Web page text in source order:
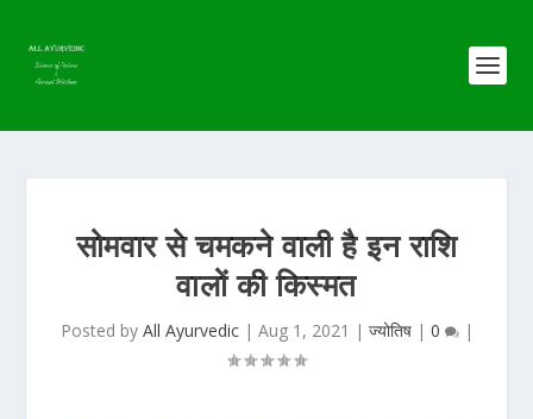
सोमवार से चमकने वाली है इन राशि
वालों की किस्मत
Posted by All Ayurvedic| Aug 1, 2021 | ज्योतिष| 0 |